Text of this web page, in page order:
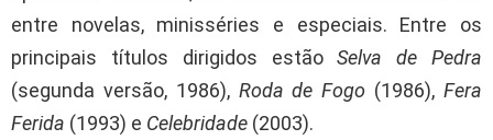
entre novelas, minisséries e especiais. Entre os
principais títulos dirigidos estãoSelva de Pedra
(segunda versão, 1986), Roda de Fogo (1986),Fera
Ferida (1993) e Celebridade (2003).